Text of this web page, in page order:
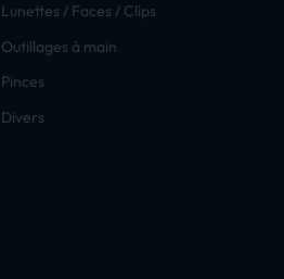
Lunettes / Faces / Clips
Outillages à main
Pinces
Divers